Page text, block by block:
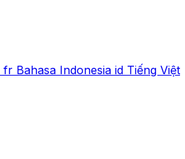
fr Bahasa Indonesia id Tiếng Việt